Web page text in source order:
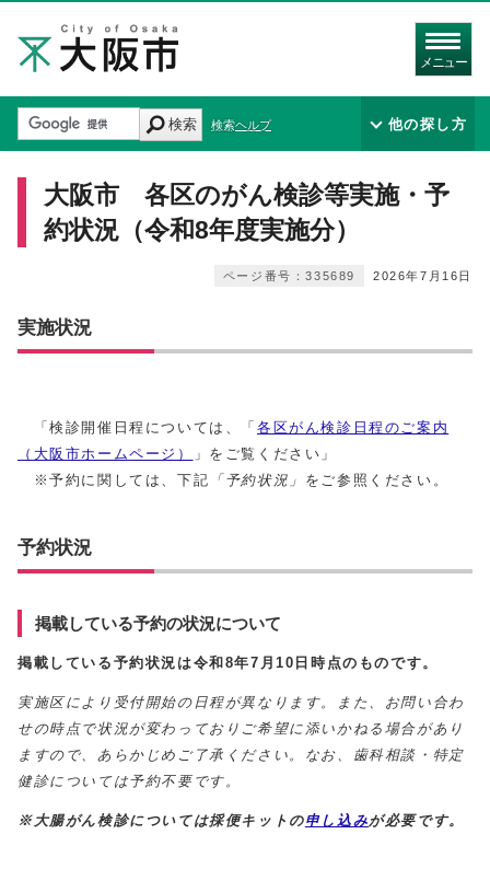
メニュー
検索 検索ヘルプ 他の探し方
大阪市 各区のがん検診等実施・予
約状況（令和8年度実施分）
2026年7月16日
ページ番号：335689
実施状況
「検診開催日程については、「 各区がん検診日程のご案内
（大阪市ホームページ）
」をご覧ください」
※予約に関しては、下記 「予約状況」 をご参照ください。
予約状況
掲載している予約の状況について
掲載している予約状況は令和8年7月10日時点のものです。
実施区により受付開始の日程が異なります。また、お問い合わ
せの時点で状況が変わっておりご希望に添いかねる場合があり
ますので、あらかじめご了承ください。 なお、歯科相談・特定
健診については予約不要です。
※大腸がん検診については採便キットの申し込みが必要です。